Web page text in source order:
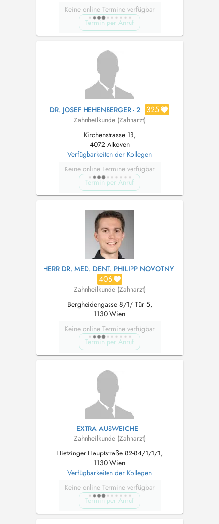
Keine online Termine verfügbar
Termin per Anruf
DR. JOSEF HEHENBERGER - 2 325
Zahnheilkunde (Zahnarzt)
Kirchenstrasse 13,
4072 Alkoven
Verfügbarkeiten der Kollegen
Keine online Termine verfügbar
Termin per Anruf
HERR DR. MED. DENT. PHILIPP NOVOTNY
406
Zahnheilkunde (Zahnarzt)
Bergheidengasse 8/1/ Tür 5,
1130 Wien
Keine online Termine verfügbar
Termin per Anruf
EXTRA AUSWEICHE
Zahnheilkunde (Zahnarzt)
Hietzinger Hauptstraße 82-84/1/1/1,
1130 Wien
Verfügbarkeiten der Kollegen
Keine online Termine verfügbar
Termin per Anruf